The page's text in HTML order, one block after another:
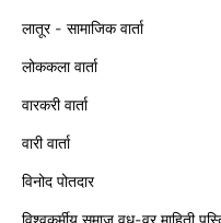
लातूर - सामाजिक वार्ता
लोककला वार्ता
वारकरी वार्ता
वारी वार्ता
विनोद पोतदार
विश्वकर्मीय समाज वधू-वर माहिती